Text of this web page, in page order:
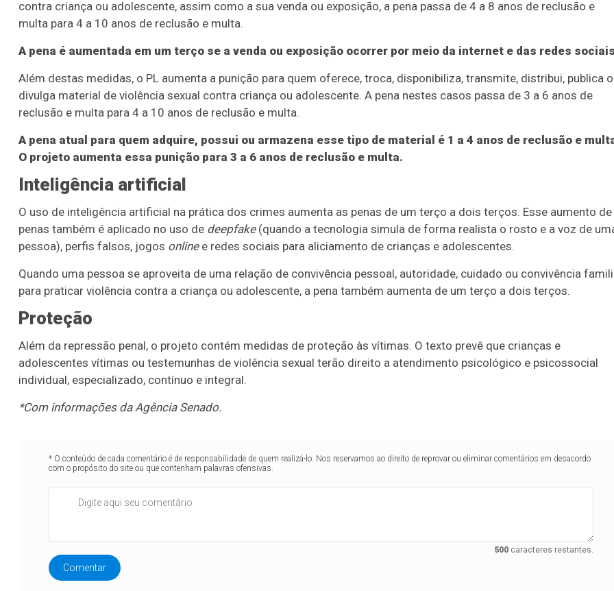
contra criança ou adolescente, assim como a sua venda ou exposição, a pena passa de 4 a 8 anos de reclusão e
multa para 4 a 10 anos de reclusão e multa.
A pena é aumentada em um terço se a venda ou exposição ocorrer por meio da internet e das redes
Além destas medidas, o PL aumenta a punição para quem oferece, troca, disponibiliza, transmite, distribui, publica
divulga material de violência sexual contra criança ou adolescente. A pena nestes casos passa de 3 a 6 anos de
reclusão e multa para 4 a 10 anos de reclusão e multa.
A pena atual para quem adquire, possui ou armazena esse tipo de material é 1 a 4 anos de reclusão e
O projeto aumenta essa punição para 3 a 6 anos de reclusão e multa.
Inteligência artificial
O uso de inteligência artificial na prática dos crimes aumenta as penas de um terço a dois terços. Esse aumento de
penas também é aplicado no uso de deepfake(quando a tecnologia simula de forma realista o rosto e a voz de
pessoa), perfis falsos, jogos onlinee redes sociais para aliciamento de crianças e adolescentes.
Quando uma pessoa se aproveita de uma relação de convivência pessoal, autoridade, cuidado ou convivência
para praticar violência contra a criança ou adolescente, a pena também aumenta de um terço a dois terços.
Proteção
Além da repressão penal, o projeto contém medidas de proteção às vítimas. O texto prevê que crianças e
adolescentes vítimas ou testemunhas de violência sexual terão direito a atendimento psicológico e psicossocial
individual, especializado, contínuo e integral.
*Com informações da Agência Senado.
* O conteúdo de cada comentário é de responsabilidade de quem realizá-lo. Nos reservamos ao direito de reprovar ou eliminar comentários em desacordo
com o propósito do site ou que contenham palavras ofensivas.
500caracteres restantes.
Comentar